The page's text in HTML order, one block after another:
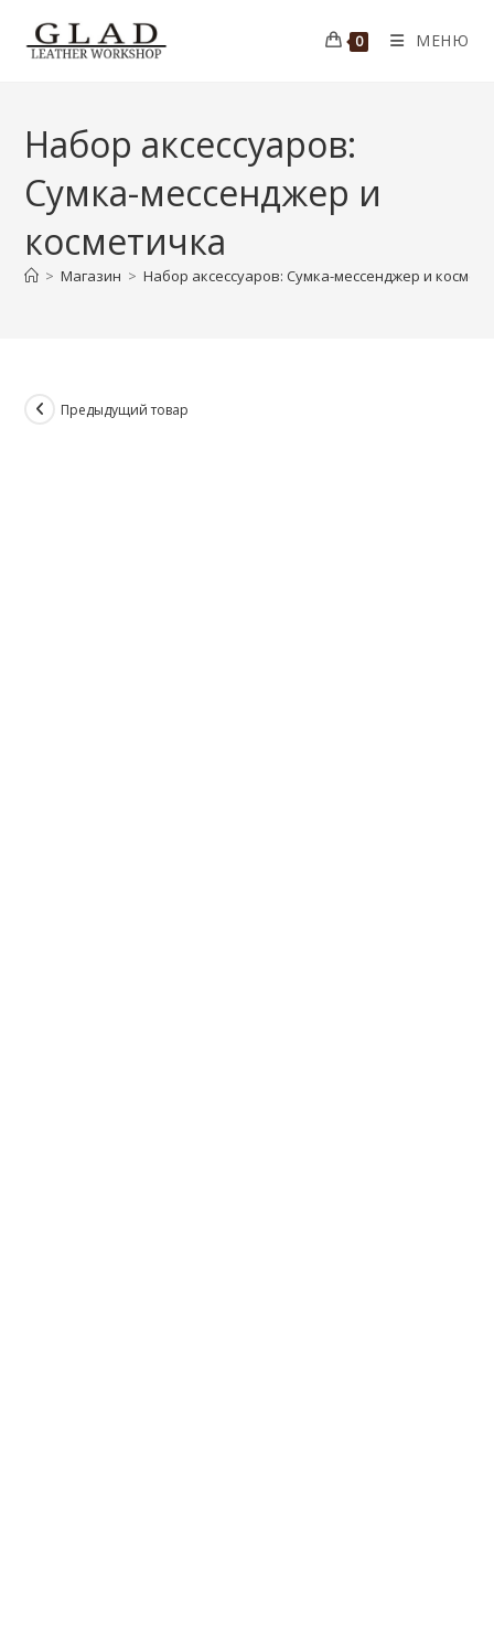
0 МЕНЮ
Набор аксессуаров:
Сумка-мессенджер и
косметичка
> Магазин > Набор аксессуаров: Сумка-мессенджер и
Предыдущий товар